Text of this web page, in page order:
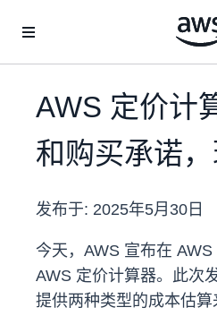
AWS 定价计
和购买承诺
发布于: 2025年5月30日
今天，AWS 宣布在
AWS 定价计算器。此次
提供两种类型的成本估